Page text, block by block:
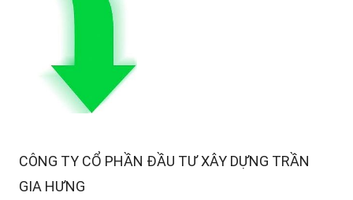
CÔNG TY CỔ PHẦN ĐẦU TƯ XÂY DỰNG TRẦN
GIA HƯNG